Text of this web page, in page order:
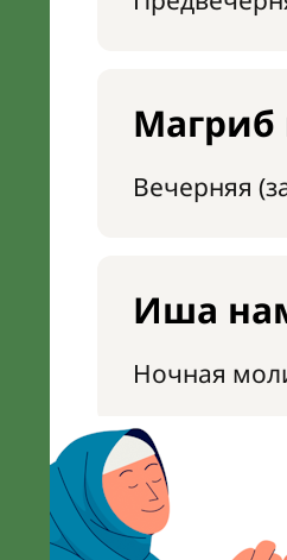
Магриб
Вечерняя
Иша
Ночная